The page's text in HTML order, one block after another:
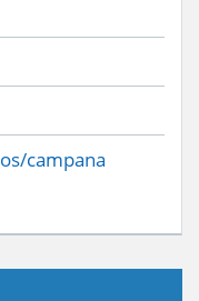
campana